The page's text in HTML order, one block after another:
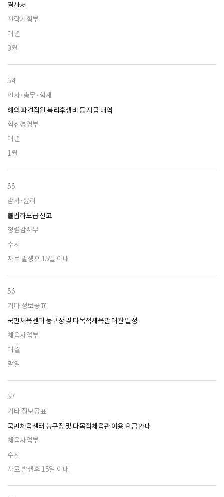
결산서
전략기획부
매년
3월
54
인사·총무·회계
해외 파견직원 복리후생비 등 지급 내역
혁신경영부
매년
1월
55
감사·윤리
불법하도급 신고
청렴감사부
수시
자료 발생후 15일 이내
56
기타 정보공표
국민체육센터 농구장 및 다목적체육관 대관 일정
체육사업부
매월
말일
57
기타 정보공표
국민체육센터 농구장 및 다목적체육관 이용 요금 안내
체육사업부
수시
자료 발생후 15일 이내